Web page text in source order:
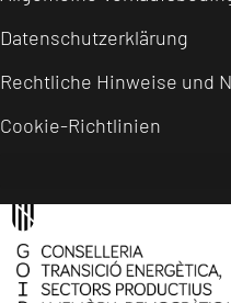
Datenschutzerklärung
Rechtliche Hinweise und
Cookie-Richtlinien